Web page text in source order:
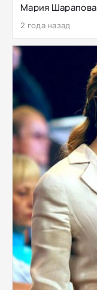
Мария Шарапова
2 года назад